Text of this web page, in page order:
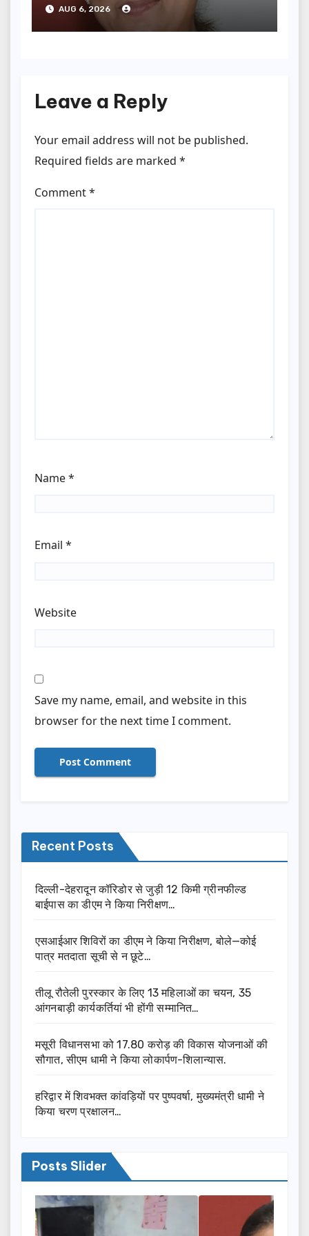
AUG 6, 2026
Leave a Reply
Your email address will not be published.
Required fields are marked *
Comment*
Name*
Email *
Website
Save my name, email, and website in this
browser for the next time I comment.
Recent Posts
दिल्ली-देहरादून कॉरिडोर से जुड़ी 12 किमी ग्रीनफील्ड
बाईपास का डीएम ने किया निरीक्षण…
एसआईआर शिविरों का डीएम ने किया निरीक्षण, बोले—कोई
पात्र मतदाता सूची से न छूटे…
तीलू रौतेली पुरस्कार के लिए 13 महिलाओं का चयन, 35
आंगनबाड़ी कार्यकर्तियां भी होंगी सम्मानित…
मसूरी विधानसभा को 17.80 करोड़ की विकास योजनाओं की
सौगात, सीएम धामी ने किया लोकार्पण-शिलान्यास.
हरिद्वार में शिवभक्त कांवड़ियों पर पुष्पवर्षा, मुख्यमंत्री धामी ने
किया चरण प्रक्षालन…
Posts Slider